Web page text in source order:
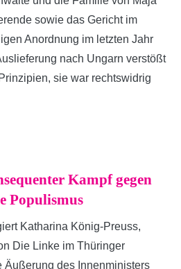
sowie das Gericht im
Anordnung im letzten Jahr
nach Ungarn verstößt
sie war rechtswidrig
Kampf gegen
Populismus
Katharina König-Preuss,
Die Linke im Thüringer
Äußerung des Innenministers